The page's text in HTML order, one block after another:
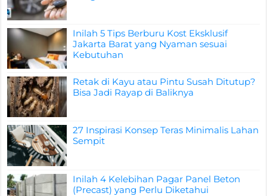
Inilah 5 Tips Berburu Kost Eksklusif
Jakarta Barat yang Nyaman sesuai
Kebutuhan
Retak di Kayu atau Pintu Susah Ditutup?
Bisa Jadi Rayap di Baliknya
27 Inspirasi Konsep Teras Minimalis Lahan
Sempit
Inilah 4 Kelebihan Pagar Panel Beton
(Precast) yang Perlu Diketahui